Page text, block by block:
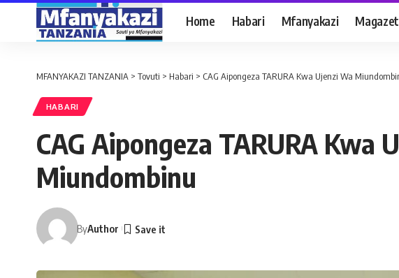
Home Habari Mfanyakazi
MFANYAKAZI TANZANIA > Tovuti > Habari > CAG Aipongeza TARURA Kwa Ujenzi Wa
HABARI
CAG Aipongeza TARURA Kwa
Miundombinu
ByAuthor